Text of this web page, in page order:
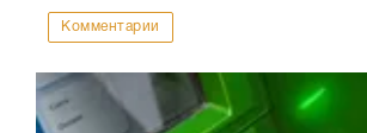
Комментарии